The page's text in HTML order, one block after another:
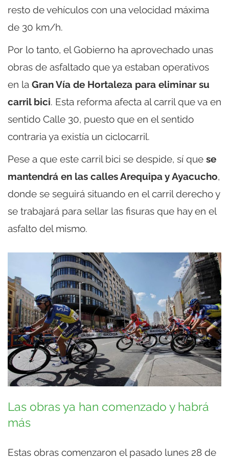
resto de vehículos con una velocidad máxima
de 30 km/h.
Por lo tanto, el Gobierno ha aprovechado unas
obras de asfaltado que ya estaban operativos
en la Gran Vía de Hortaleza para eliminar su
carril bici. Esta reforma afecta al carril que va en
sentido Calle 30, puesto que en el sentido
contraria ya existía un ciclocarril.
Pese a que este carril bici se despide, sí que se
mantendrá en las calles Arequipa y Ayacucho,
donde se seguirá situando en el carril derecho y
se trabajará para sellar las fisuras que hay en el
asfalto del mismo.
Las obras ya han comenzado y habrá
más
Estas obras comenzaron el pasado lunes 28 de